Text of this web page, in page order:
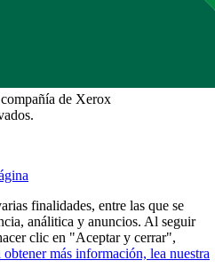
de Xerox
finalidades, entre las que se
análitica y anuncios. Al seguir
clic en "Aceptar y cerrar",
obtener más información, lea nuestra